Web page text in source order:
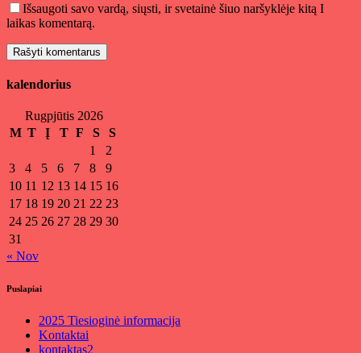
Išsaugoti savo vardą, siųsti, ir svetainė šiuo naršyklėje kitą I
laikas komentarą.
kalendorius
Rugpjūtis 2026
M T Į T F S
S
1
2
3
4 5 6 7 8
9
10 11 12 13 14 15 16
17 18 19 20 21 22 23
24 25 26 27 28 29 30
31
« Nov
Puslapiai
2025 Tiesioginė informacija
Kontaktai
kontaktas2